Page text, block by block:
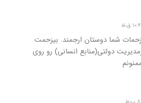
زحمات شما دوستان ارجمند. بیزحمت
دولتی(منابع انسانی) رو روی